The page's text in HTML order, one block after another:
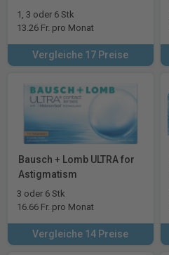
1, 3 oder 6 Stk
13.26 Fr. pro Monat
Vergleiche 17 Preise
Bausch + Lomb ULTRA for
Astigmatism
3 oder 6 Stk
16.66 Fr. pro Monat
Vergleiche 14 Preise